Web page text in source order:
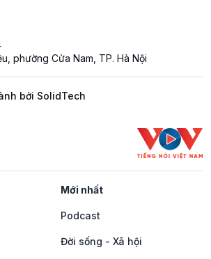
phường Cửa Nam, TP. Hà Nội
bởi SolidTech
Mới nhất
Podcast
Đời sống - Xã hội